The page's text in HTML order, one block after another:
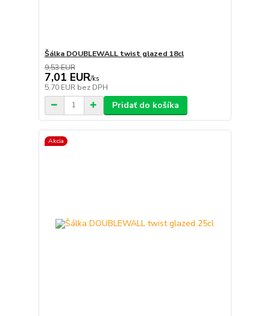
Šálka DOUBLEWALL twist glazed 18cl
9,53 EUR
7,01 EUR/ks
5,70 EUR bez DPH
Pridať do košíka
Akcia